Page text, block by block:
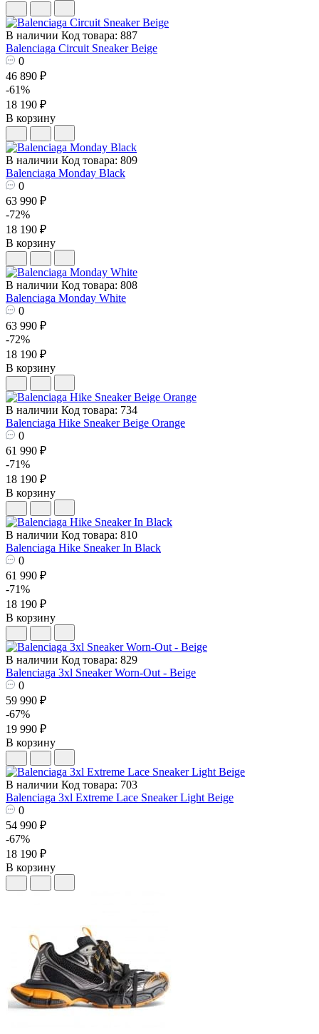
В наличии Код товара: 887
Balenciaga Circuit Sneaker Beige
0
46 890 ₽
-61%
18 190 ₽
В корзину
В наличии Код товара: 809
Balenciaga Monday Black
0
63 990 ₽
-72%
18 190 ₽
В корзину
В наличии Код товара: 808
Balenciaga Monday White
0
63 990 ₽
-72%
18 190 ₽
В корзину
В наличии Код товара: 734
Balenciaga Hike Sneaker Beige Orange
0
61 990 ₽
-71%
18 190 ₽
В корзину
В наличии Код товара: 810
Balenciaga Hike Sneaker In Black
0
61 990 ₽
-71%
18 190 ₽
В корзину
В наличии Код товара: 829
Balenciaga 3xl Sneaker Worn-Out - Beige
0
59 990 ₽
-67%
19 990 ₽
В корзину
В наличии Код товара: 703
Balenciaga 3xl Extreme Lace Sneaker Light Beige
0
54 990 ₽
-67%
18 190 ₽
В корзину